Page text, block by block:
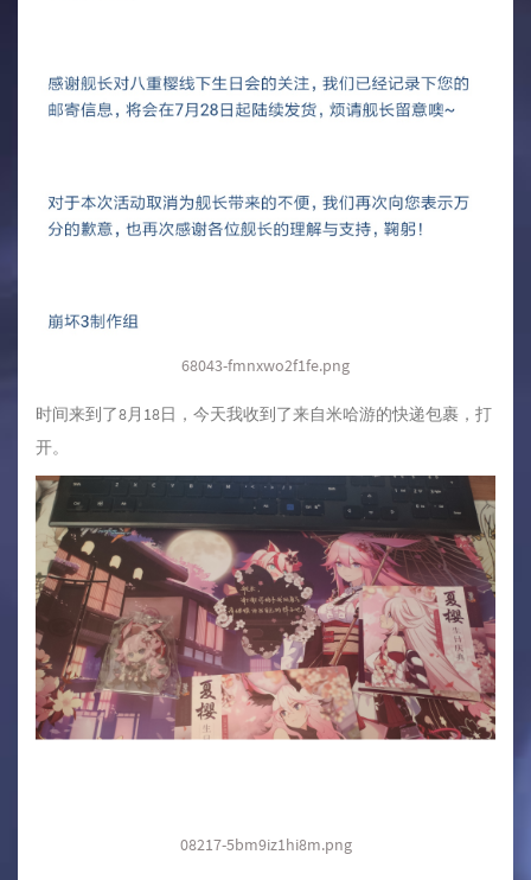
68043-fmnxwo2f1fe.png
时间来到了8月18日，今天我收到了来自米哈游的快递包裹，打
开。
08217-5bm9iz1hi8m.png